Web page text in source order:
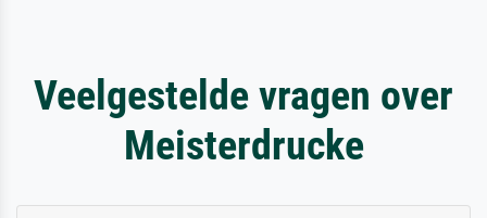
Veelgestelde vragen over
Meisterdrucke